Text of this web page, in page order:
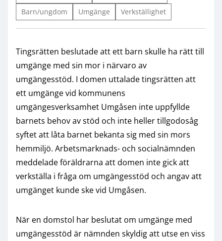
Barn/ungdom
Umgänge Verkställighet
Tingsrätten beslutade att ett barn skulle ha rätt till
umgänge med sin mor i närvaro av
umgängesstöd. I domen uttalade tingsrätten att
ett umgänge vid kommunens
umgängesverksamhet Umgåsen inte uppfyllde
barnets behov av stöd och inte heller tillgodosåg
syftet att låta barnet bekanta sig med sin mors
hemmiljö. Arbetsmarknads- och socialnämnden
meddelade föräldrarna att domen inte gick att
verkställa i fråga om umgängesstöd och angav att
umgänget kunde ske vid Umgåsen.
När en domstol har beslutat om umgänge med
umgängesstöd är nämnden skyldig att utse en viss